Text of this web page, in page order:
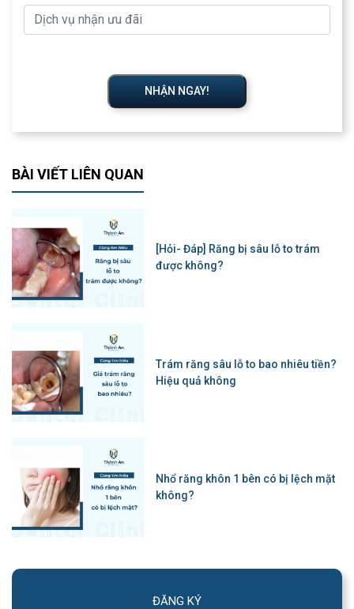
NHẬN NGAY!
BÀI VIẾT LIÊN QUAN
[Hỏi- Đáp] Răng bị sâu lỗ to trám
được không?
Trám răng sâu lỗ to bao nhiêu tiền?
Hiệu quả không
Nhổ răng khôn 1 bên có bị lệch mặt
không?
ĐĂNG KÝ